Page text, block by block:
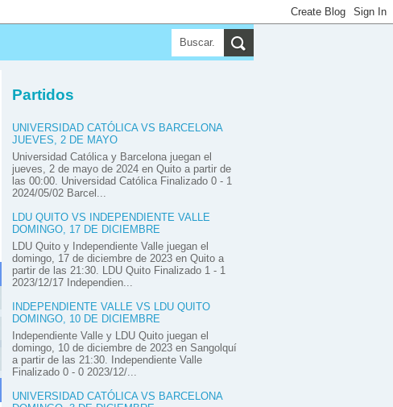
Partidos
UNIVERSIDAD CATÓLICA VS BARCELONA
JUEVES, 2 DE MAYO
Universidad Católica y Barcelona juegan el
jueves, 2 de mayo de 2024 en Quito a partir de
las 00:00. Universidad Católica Finalizado 0 - 1
2024/05/02 Barcel...
LDU QUITO VS INDEPENDIENTE VALLE
DOMINGO, 17 DE DICIEMBRE
LDU Quito y Independiente Valle juegan el
domingo, 17 de diciembre de 2023 en Quito a
partir de las 21:30. LDU Quito Finalizado 1 - 1
2023/12/17 Independien...
INDEPENDIENTE VALLE VS LDU QUITO
DOMINGO, 10 DE DICIEMBRE
Independiente Valle y LDU Quito juegan el
domingo, 10 de diciembre de 2023 en Sangolquí
a partir de las 21:30. Independiente Valle
Finalizado 0 - 0 2023/12/...
UNIVERSIDAD CATÓLICA VS BARCELONA